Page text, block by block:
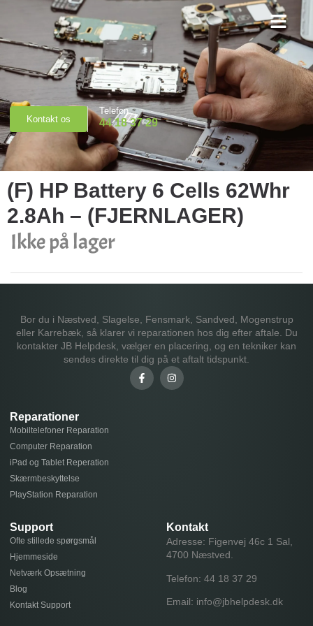
Kontakt os
Telefon
44 18 37 29
(F) HP Battery 6 Cells 62Whr
2.8Ah – (FJERNLAGER)
Ikke på lager
Bor du i Næstved, Slagelse, Fensmark, Sandved, Mogenstrup
eller Karrebæk, så klarer vi reparationen hos dig efter aftale. Du
kontakter JB Helpdesk, vælger en placering, og en tekniker kan
sendes direkte til dig på et aftalt tidspunkt.
Reparationer
Mobiltelefoner Reparation
Computer Reparation
iPad og Tablet Reperation
Skærmbeskyttelse
PlayStation Reparation
Support
Ofte stillede spørgsmål
Hjemmeside
Netværk Opsætning
Blog
Kontakt Support
Kontakt
Adresse: Figenvej 46c 1 Sal,
4700 Næstved.
Telefon: 44 18 37 29
Email: info@jbhelpdesk.dk